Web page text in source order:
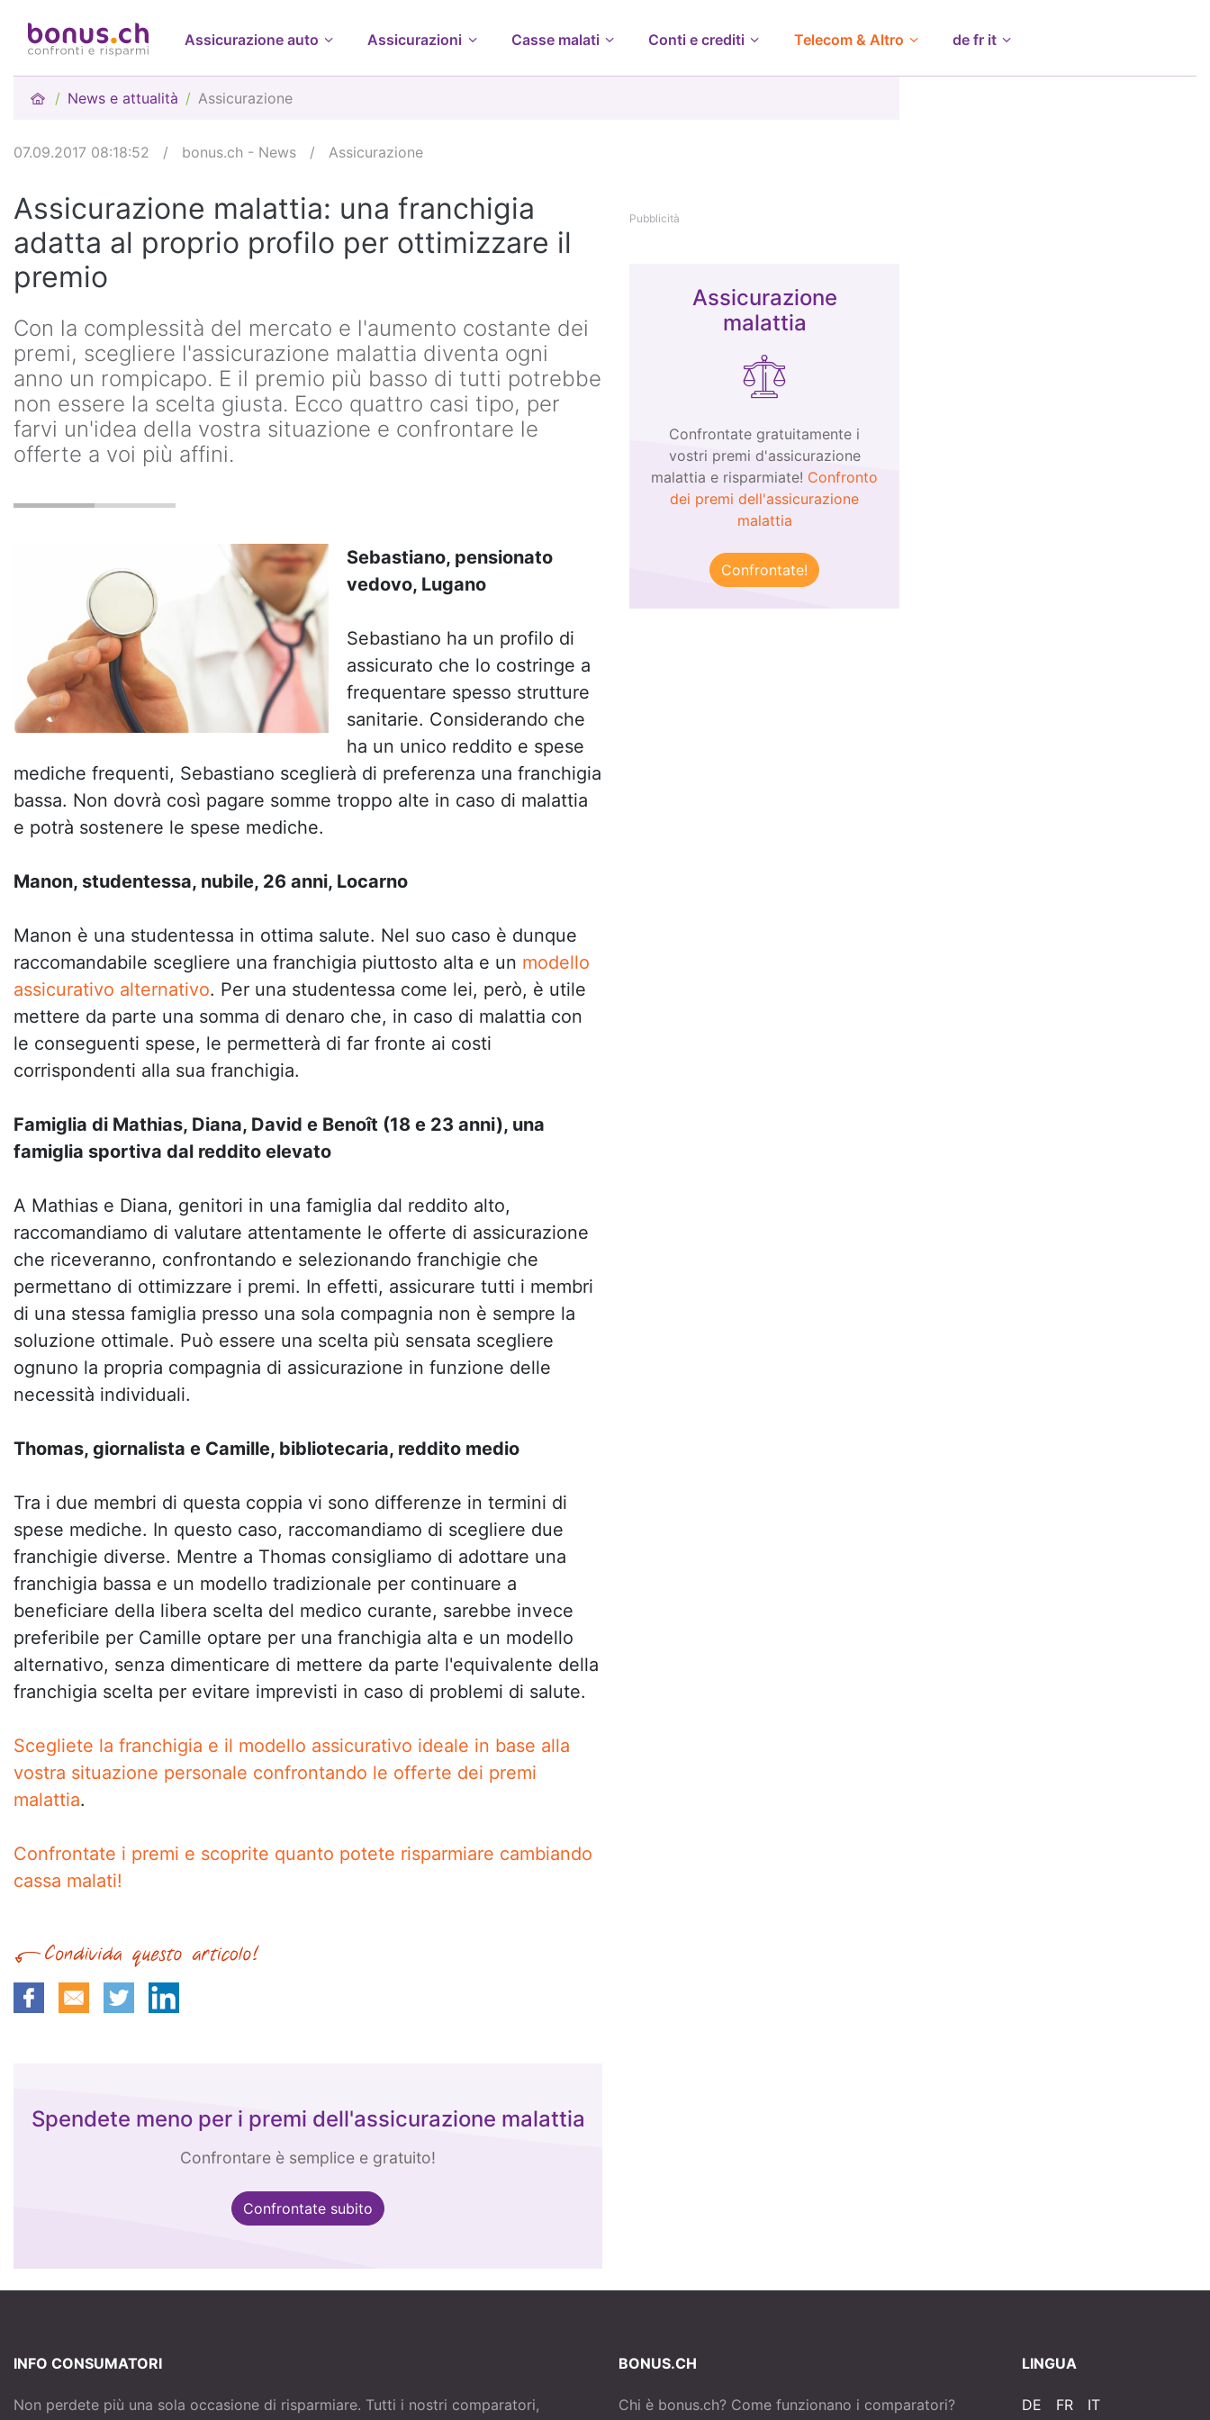
Assicurazione auto Assicurazioni Casse malati Conti e crediti Telecom & Altro de fr it
News e attualità Assicurazione
07.09.2017 08:18:52 / bonus.ch - News / Assicurazione
Assicurazione malattia: una franchigia
adatta al proprio profilo per ottimizzare il
premio
Con la complessità del mercato e l'aumento costante dei
premi, scegliere l'assicurazione malattia diventa ogni
anno un rompicapo. E il premio più basso di tutti potrebbe
non essere la scelta giusta. Ecco quattro casi tipo, per
farvi un'idea della vostra situazione e confrontare le
offerte a voi più affini.
Sebastiano, pensionato
vedovo, Lugano
Sebastiano ha un profilo di
assicurato che lo costringe a
frequentare spesso strutture
sanitarie. Considerando che
ha un unico reddito e spese
mediche frequenti, Sebastiano sceglierà di preferenza una franchigia
bassa. Non dovrà così pagare somme troppo alte in caso di malattia
e potrà sostenere le spese mediche.
Manon, studentessa, nubile, 26 anni, Locarno
Manon è una studentessa in ottima salute. Nel suo caso è dunque
raccomandabile scegliere una franchigia piuttosto alta e un modello
assicurativo alternativo. Per una studentessa come lei, però, è utile
mettere da parte una somma di denaro che, in caso di malattia con
le conseguenti spese, le permetterà di far fronte ai costi
corrispondenti alla sua franchigia.
Famiglia di Mathias, Diana, David e Benoît (18 e 23 anni), una
famiglia sportiva dal reddito elevato
A Mathias e Diana, genitori in una famiglia dal reddito alto,
raccomandiamo di valutare attentamente le offerte di assicurazione
che riceveranno, confrontando e selezionando franchigie che
permettano di ottimizzare i premi. In effetti, assicurare tutti i membri
di una stessa famiglia presso una sola compagnia non è sempre la
soluzione ottimale. Può essere una scelta più sensata scegliere
ognuno la propria compagnia di assicurazione in funzione delle
necessità individuali.
Thomas, giornalista e Camille, bibliotecaria, reddito medio
Tra i due membri di questa coppia vi sono differenze in termini di
spese mediche. In questo caso, raccomandiamo di scegliere due
franchigie diverse. Mentre a Thomas consigliamo di adottare una
franchigia bassa e un modello tradizionale per continuare a
beneficiare della libera scelta del medico curante, sarebbe invece
preferibile per Camille optare per una franchigia alta e un modello
alternativo, senza dimenticare di mettere da parte l'equivalente della
franchigia scelta per evitare imprevisti in caso di problemi di salute.
Scegliete la franchigia e il modello assicurativo ideale in base alla
vostra situazione personale confrontando le offerte dei premi
malattia.
Confrontate i premi e scoprite quanto potete risparmiare cambiando
cassa malati!
Spendete meno per i premi dell'assicurazione malattia
Confrontare è semplice e gratuito!
Confrontate subito
Pubblicità
Assicurazione
malattia
Confrontate gratuitamente i
vostri premi d'assicurazione
malattia e risparmiate! Confronto
dei premi dell'assicurazione
malattia
Confrontate!
INFO CONSUMATORI
Non perdete più una sola occasione di risparmiare. Tutti i nostri comparatori,
BONUS.CH
Chi è bonus.ch? Come funzionano i comparatori?
LINGUA
DE FR IT